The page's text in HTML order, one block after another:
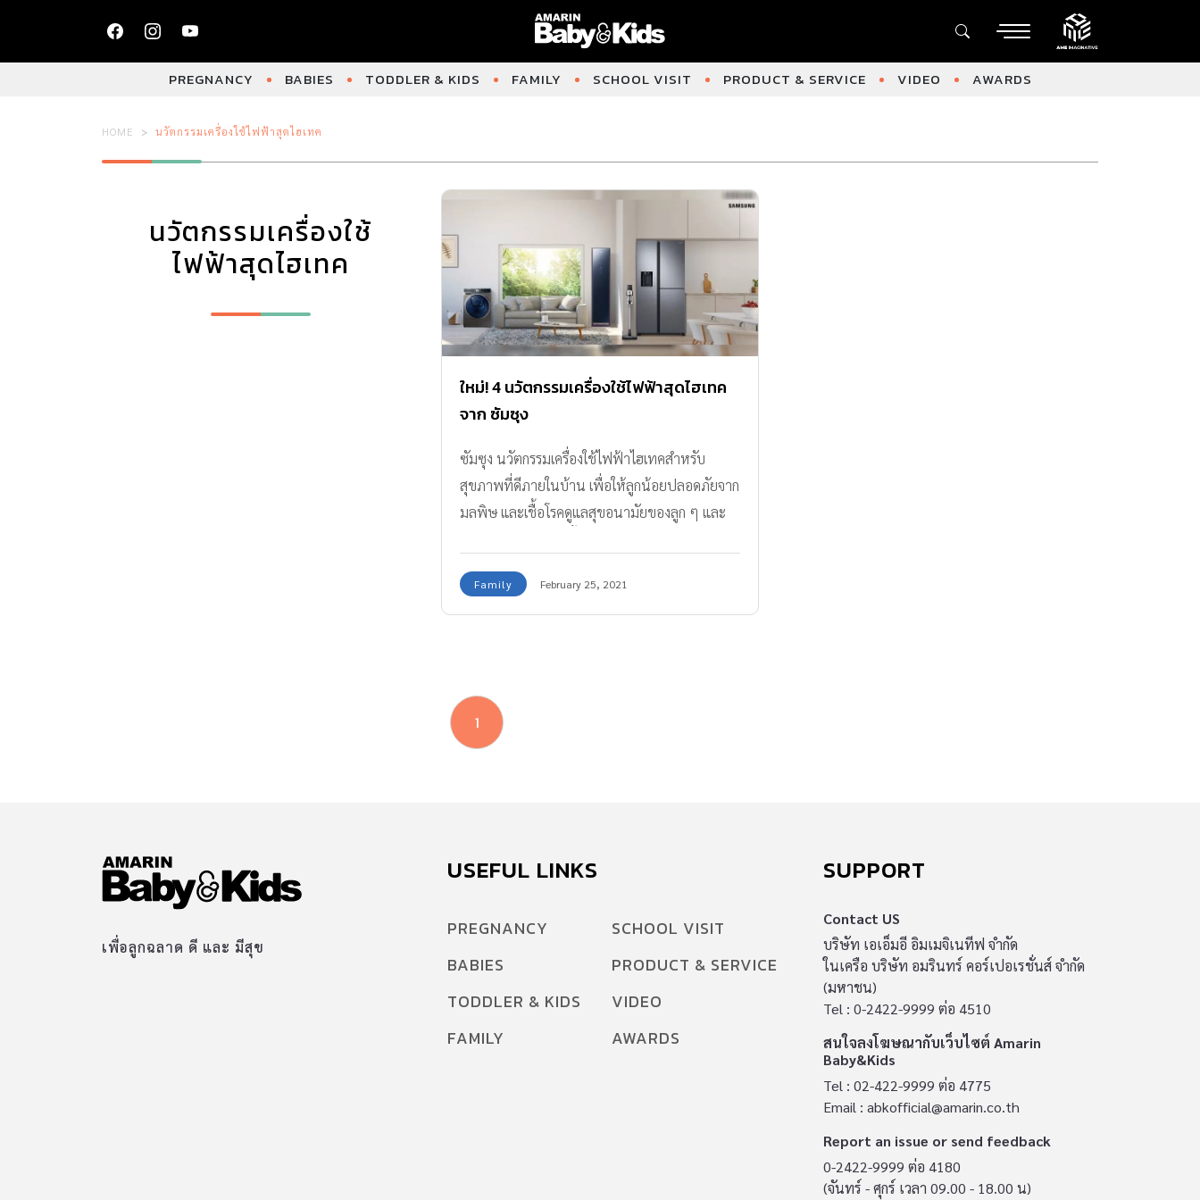
PREGNANCY BABIES TODDLER & KIDS FAMILY SCHOOL VISIT PRODUCT & SERVICE VIDEO AWARDS
HOME นวัตกรรมเครื่องใช้ไฟฟ้าสุดไฮเทค
นวัตกรรมเครื่องใช้
ไฟฟ้าสุดไฮเทค
ใหม่! 4 นวัตกรรมเครื่องใช้ไฟฟ้าสุดไฮเทค
จาก ซัมซุง
ซัมซุง นวัตกรรมเครื่องใช้ไฟฟ้าไฮเทคสำหรับ
สุขภาพที่ดีภายในบ้าน เพื่อให้ลูกน้อยปลอดภัยจาก
มลพิษ และเชื้อโรคดูแลสุขอนามัยของลูก ๆ และ
Family February 25, 2021
1
เพื่อลูกฉลาด ดี และ มีสุข
USEFUL LINKS
PREGNANCY
BABIES
TODDLER & KIDS
FAMILY
SCHOOL VISIT
PRODUCT & SERVICE
VIDEO
AWARDS
SUPPORT
Contact US
บริษัท เอเอ็มอี อิมเมจิเนทีฟ จำกัด
ในเครือ บริษัท อมรินทร์ คอร์เปอเรชั่นส์ จำกัด
(มหาชน)
Tel : 0-2422-9999 ต่อ 4510
สนใจลงโฆษณากับเว็บไซต์ Amarin
Baby&Kids
Tel : 02-422-9999 ต่อ 4775
Email : abkofficial@amarin.co.th
Report an issue or send feedback
0-2422-9999 ต่อ 4180
(จันทร์ - ศุกร์ เวลา 09.00 - 18.00 น)